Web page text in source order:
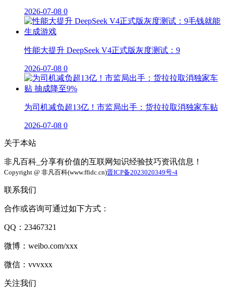
2026-07-08 0
性能大提升 DeepSeek V4正式版灰度测试：9
2026-07-08 0
为司机减负超13亿！市监局出手：货拉拉取消独家车贴
2026-07-08 0
关于本站
非凡百科_分享有价值的互联网知识经验技巧资讯信息！
Copyright @ 非凡百科(www.ffidc.cn)晋ICP备2023020349号-4
联系我们
合作或咨询可通过如下方式：
QQ：23467321
微博：weibo.com/xxx
微信：vvvxxx
关注我们